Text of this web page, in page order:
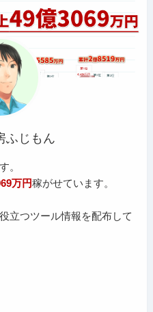
ふじもん
。
万円稼がせています。
立つツール情報を配布して